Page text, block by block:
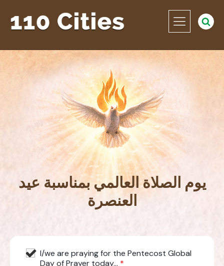
يوم الصلاة العالمي بمناسبة عيد
العنصرة
I/we are praying for the Pentecost Global
Day of Prayer today... *